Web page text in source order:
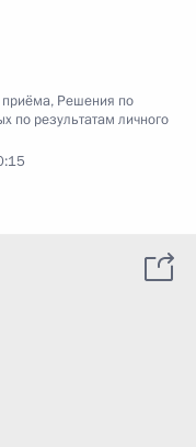
приёма, Решения по
по результатам личного